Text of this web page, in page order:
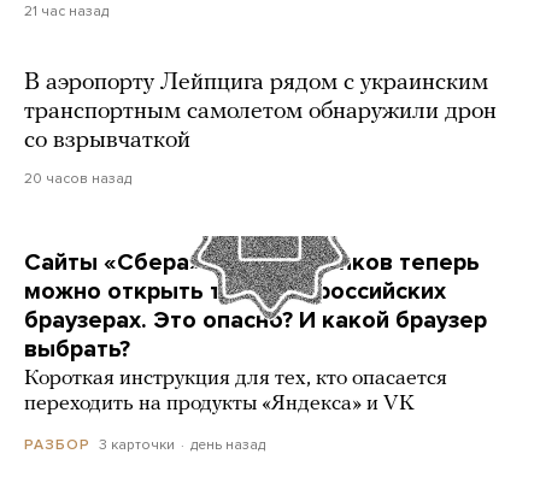
21 час назад
В аэропорту Лейпцига рядом с украинским
транспортным самолетом обнаружили дрон
со взрывчаткой
20 часов назад
Сайты «Сбера» и других банков теперь
можно открыть только в российских
браузерах. Это опасно? И какой браузер
выбрать?
Короткая инструкция для тех, кто опасается
переходить на продукты «Яндекса» и VK
РАЗБОР 3 карточки день назад